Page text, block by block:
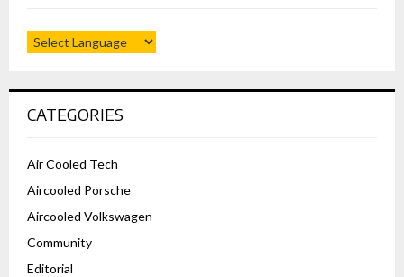
CATEGORIES
Air Cooled Tech
Aircooled Porsche
Aircooled Volkswagen
Community
Editorial